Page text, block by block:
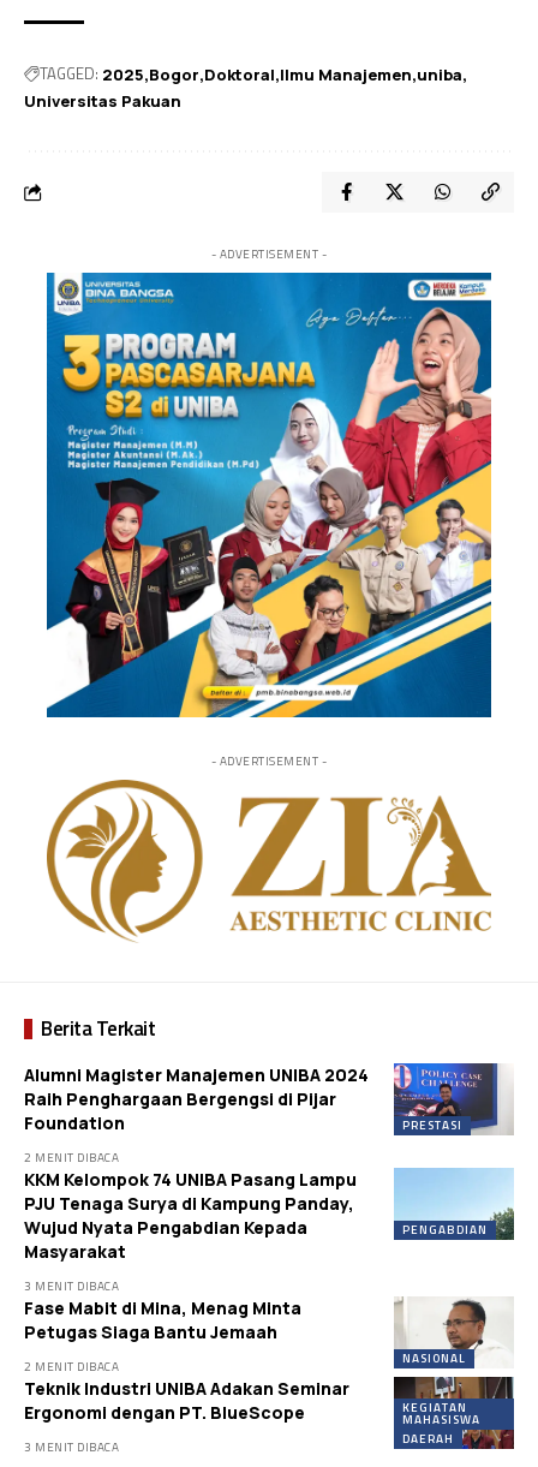
TAGGED: 2025 Bogor Doktoral Ilmu Manajemen uniba
Universitas Pakuan
- ADVERTISEMENT -
- ADVERTISEMENT -
Berita Terkait
PRESTASI
Alumni Magister Manajemen UNIBA 2024
Raih Penghargaan Bergengsi di Pijar
Foundation
2 MENIT DIBACA
PENGABDIAN
KKM Kelompok 74 UNIBA Pasang Lampu
PJU Tenaga Surya di Kampung Panday,
Wujud Nyata Pengabdian Kepada
Masyarakat
3 MENIT DIBACA
NASIONAL
Fase Mabit di Mina, Menag Minta
Petugas Siaga Bantu Jemaah
2 MENIT DIBACA
KEGIATAN
MAHASISWA
DAERAH
Teknik Industri UNIBA Adakan Seminar
Ergonomi dengan PT. BlueScope
3 MENIT DIBACA